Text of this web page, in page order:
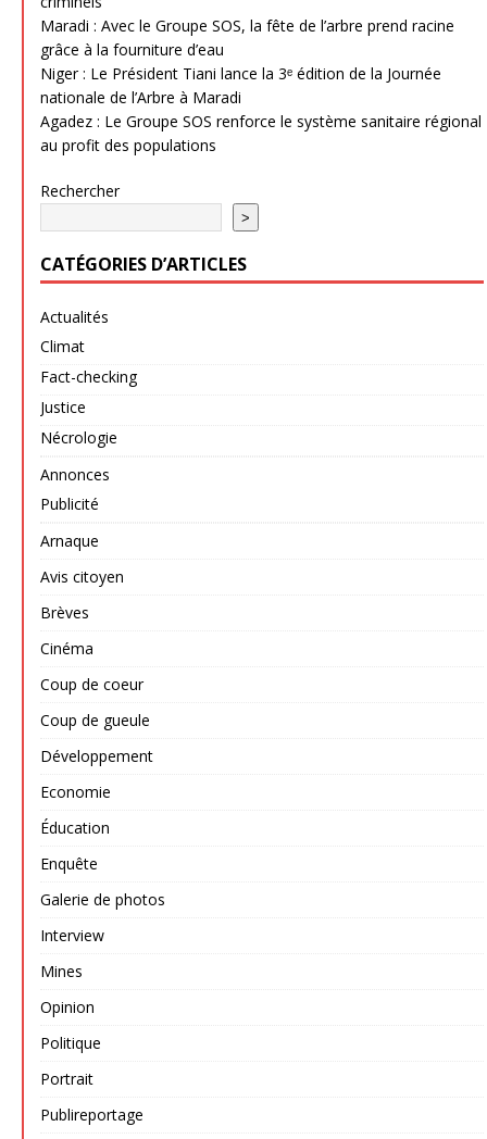
Maradi : Avec le Groupe SOS, la fête de l’arbre prend racine
grâce à la fourniture d’eau
Niger : Le Président Tiani lance la 3ᵉ édition de la Journée
nationale de l’Arbre à Maradi
Agadez : Le Groupe SOS renforce le système sanitaire régional
au profit des populations
Rechercher
>
CATÉGORIES D’ARTICLES
Actualités
Climat
Fact-checking
Justice
Nécrologie
Annonces
Publicité
Arnaque
Avis citoyen
Brèves
Cinéma
Coup de coeur
Coup de gueule
Développement
Economie
Éducation
Enquête
Galerie de photos
Interview
Mines
Opinion
Politique
Portrait
Publireportage